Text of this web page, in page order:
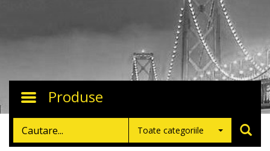
Toggle
Produse
Toate categoriile